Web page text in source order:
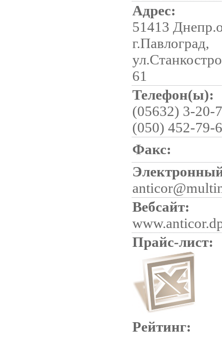
Адрес:
51413
г.Павлоград,
61
Телефон(ы):
(05632) 3-20-
(050) 452-79-
Факс:
Вебсайт:
Прайс-лист:
Рейтинг: